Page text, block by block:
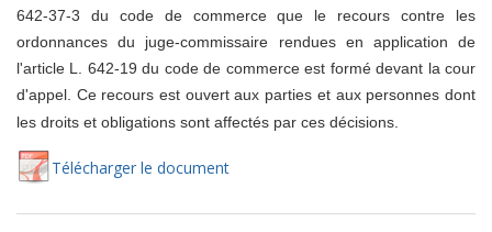
642-37-3 du code de commerce que le recours contre les
ordonnances du juge-commissaire rendues en application de
l'article L. 642-19 du code de commerce est formé devant la cour
d'appel. Ce recours est ouvert aux parties et aux personnes dont
les droits et obligations sont affectés par ces décisions.
Télécharger le document